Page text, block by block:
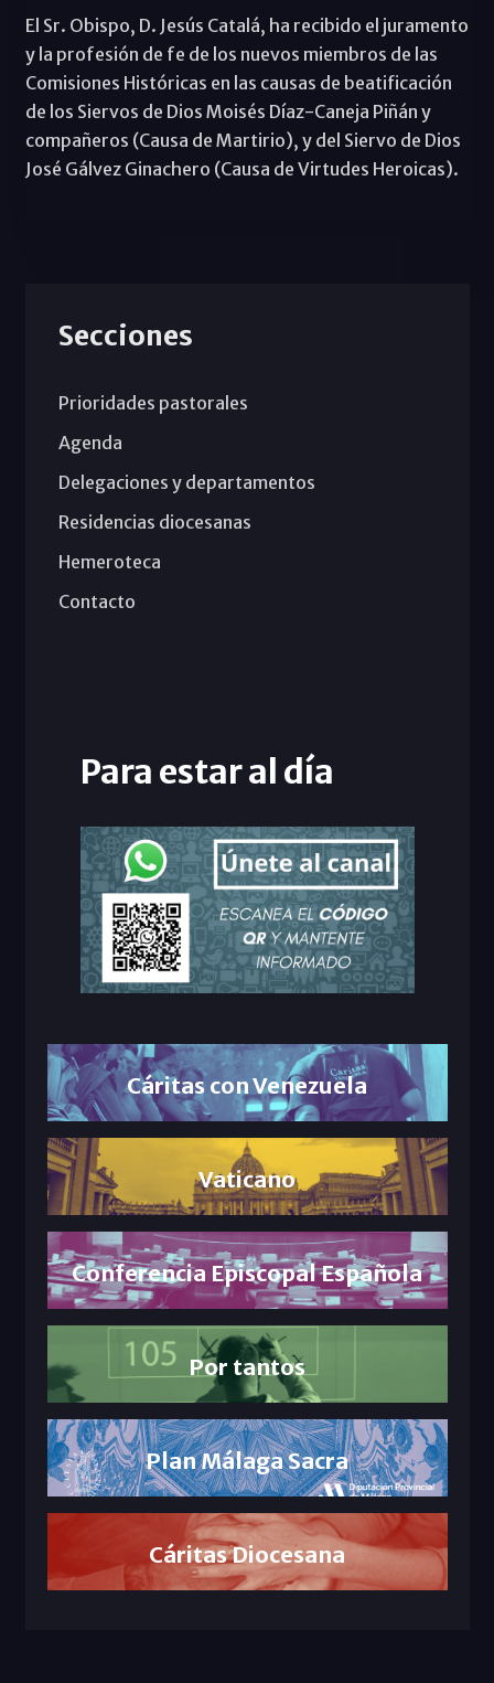
El Sr. Obispo, D. Jesús Catalá, ha recibido el juramento
y la profesión de fe de los nuevos miembros de las
Comisiones Históricas en las causas de beatificación
de los Siervos de Dios Moisés Díaz-Caneja Piñán y
compañeros (Causa de Martirio), y del Siervo de Dios
José Gálvez Ginachero (Causa de Virtudes Heroicas).
Secciones
Prioridades pastorales
Agenda
Delegaciones y departamentos
Residencias diocesanas
Hemeroteca
Contacto
Para estar al día
Cáritas con Venezuela
Vaticano
Conferencia Episcopal Española
Por tantos
Plan Málaga Sacra
Cáritas Diocesana